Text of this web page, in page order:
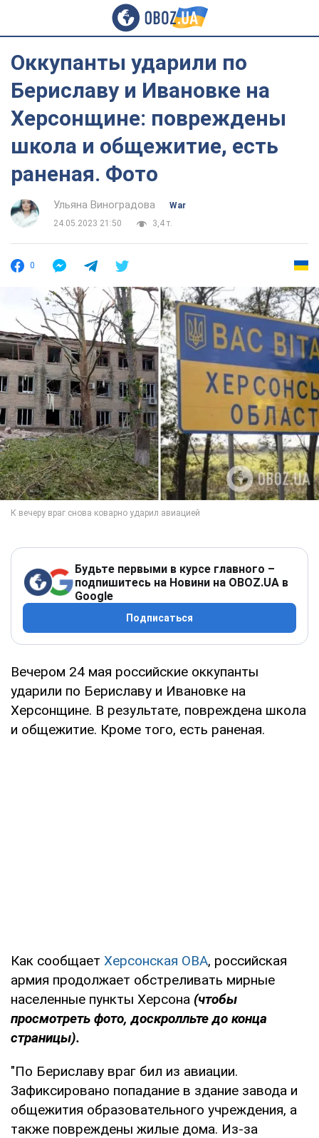
Оккупанты ударили по
Бериславу и Ивановке на
Херсонщине: повреждены
школа и общежитие, есть
раненая. Фото
Ульяна Виноградова
War
24.05.2023 21:50
3,4 т.
0
Будьте первыми в курсе главного –
подпишитесь на Новини на OBOZ.UA в
Google
Подписаться
Вечером 24 мая российские оккупанты
ударили по Бериславу и Ивановке на
Херсонщине. В результате, повреждена школа
и общежитие. Кроме того, есть раненая.
Как сообщает Херсонская ОВА, российская
армия продолжает обстреливать мирные
населенные пункты Херсона (чтобы
просмотреть фото, доскролльте до конца
страницы).
"По Бериславу враг бил из авиации.
Зафиксировано попадание в здание завода и
общежития образовательного учреждения, а
также повреждены жилые дома. Из-за